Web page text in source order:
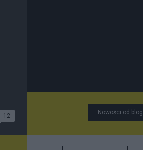
12 Nowości od